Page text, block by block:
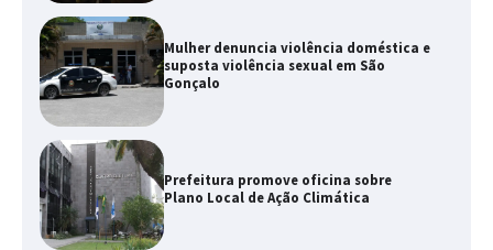
Mulher denuncia violência doméstica e
suposta violência sexual em São
Gonçalo
Prefeitura promove oficina sobre
Plano Local de Ação Climática